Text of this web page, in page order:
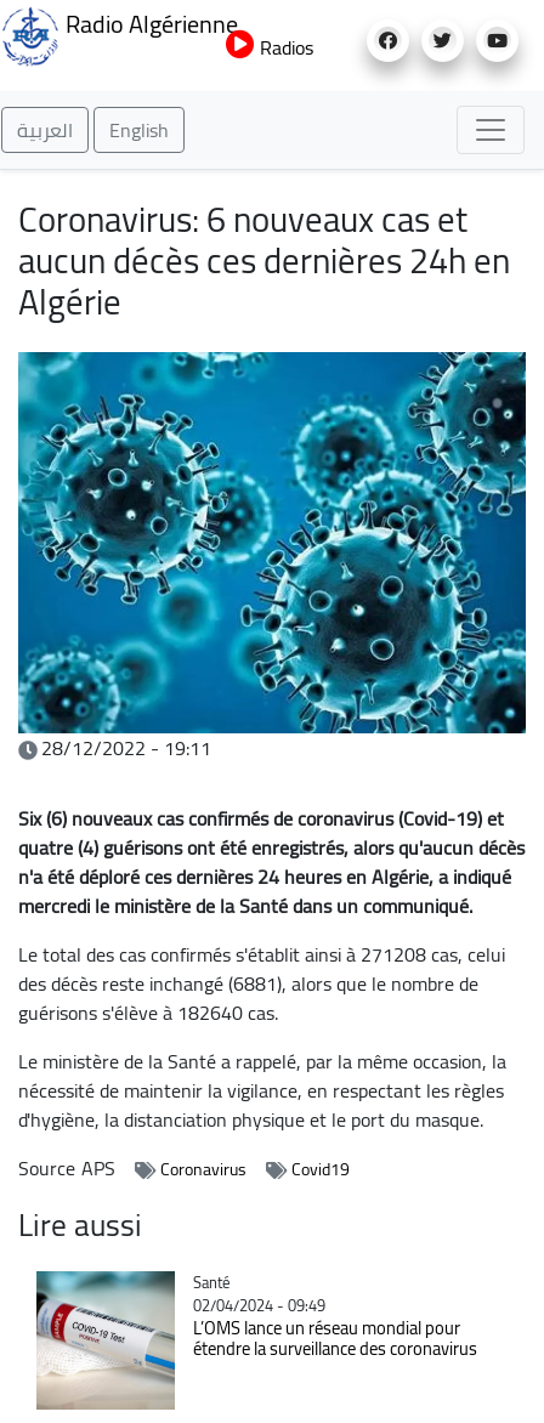
au
Radio Algérienne
Radios
العربية English
Coronavirus: 6 nouveaux cas et
aucun décès ces dernières 24h en
Algérie
28/12/2022 - 19:11
Six (6) nouveaux cas confirmés de coronavirus (Covid-19) et
quatre (4) guérisons ont été enregistrés, alors qu'aucun décès
n'a été déploré ces dernières 24 heures en Algérie, a indiqué
mercredi le ministère de la Santé dans un communiqué.
Le total des cas confirmés s'établit ainsi à 271208 cas, celui
des décès reste inchangé (6881), alors que le nombre de
guérisons s'élève à 182640 cas.
Le ministère de la Santé a rappelé, par la même occasion, la
nécessité de maintenir la vigilance, en respectant les règles
d'hygiène, la distanciation physique et le port du masque.
SourceAPS Coronavirus Covid19
Lire aussi
Catégorie
Santé
02/04/2024 - 09:49
L’OMS lance un réseau mondial pour
étendre la surveillance des coronavirus